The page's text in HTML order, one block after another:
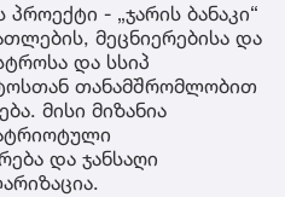
- „ჯარის ბანაკი“
მეცნიერებისა და
და სსიპ
თანამშრომლობით
მისი მიზანია
და ჯანსაღი